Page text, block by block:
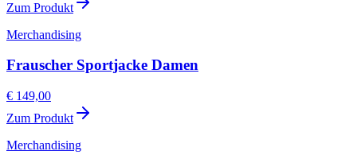
Zum Produkt
Merchandising
Frauscher Sportjacke Damen
€ 149,00
Zum Produkt
Merchandising